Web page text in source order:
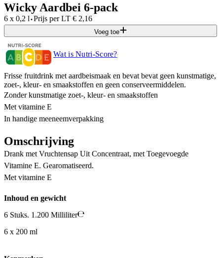
Wicky Aardbei 6-pack
6 x 0,2 l·Prijs per LT € 2,16
Voeg toe
Wat is Nutri-Score?
Frisse fruitdrink met aardbeismaak en bevat bevat geen kunstmatige,
zoet-, kleur- en smaakstoffen en geen conserveermiddelen.
Zonder kunstmatige zoet-, kleur- en smaakstoffen
Met vitamine E
In handige meeneemverpakking
Omschrijving
Drank met Vruchtensap Uit Concentraat, met Toegevoegde
Vitamine E. Gearomatiseerd.
Met vitamine E
Inhoud en gewicht
6 Stuks. 1.200 Milliliter
6 x 200 ml